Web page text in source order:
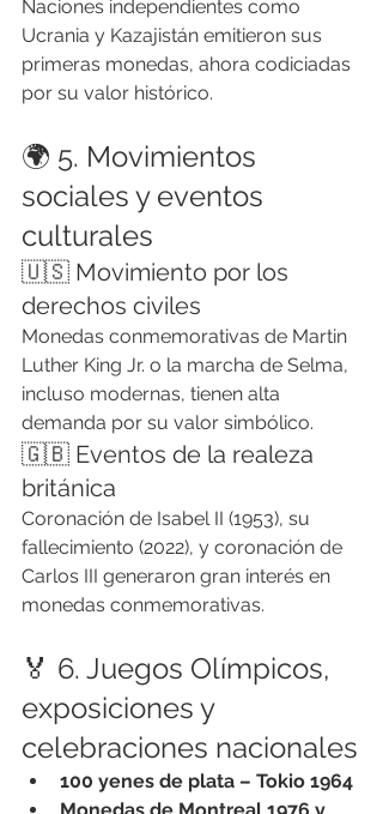
Naciones independientes como
Ucrania y Kazajistán emitieron sus
primeras monedas, ahora codiciadas
por su valor histórico.
🌍 5. Movimientos
sociales y eventos
culturales
🇺🇸 Movimiento por los
derechos civiles
Monedas conmemorativas de Martin
Luther King Jr. o la marcha de Selma,
incluso modernas, tienen alta
demanda por su valor simbólico.
🇬🇧 Eventos de la realeza
británica
Coronación de Isabel II (1953), su
fallecimiento (2022), y coronación de
Carlos III generaron gran interés en
monedas conmemorativas.
🏅 6. Juegos Olímpicos,
exposiciones y
celebraciones nacionales
100 yenes de plata – Tokio 1964
Monedas de Montreal 1976 y